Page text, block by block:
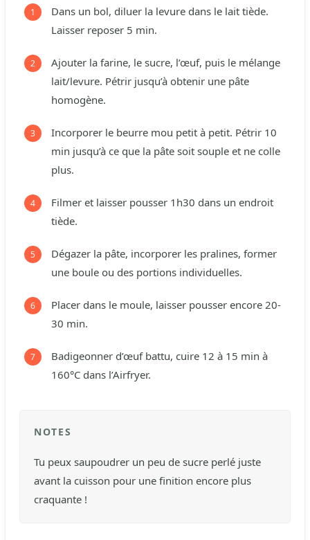
Dans un bol, diluer la levure dans le lait tiède.
Laisser reposer 5 min.
Ajouter la farine, le sucre, l’œuf, puis le mélange
lait/levure. Pétrir jusqu’à obtenir une pâte
homogène.
Incorporer le beurre mou petit à petit. Pétrir 10
min jusqu’à ce que la pâte soit souple et ne colle
plus.
Filmer et laisser pousser 1h30 dans un endroit
tiède.
Dégazer la pâte, incorporer les pralines, former
une boule ou des portions individuelles.
Placer dans le moule, laisser pousser encore 20-
30 min.
Badigeonner d’œuf battu, cuire 12 à 15 min à
160°C dans l’Airfryer.
NOTES
Tu peux saupoudrer un peu de sucre perlé juste
avant la cuisson pour une finition encore plus
craquante !